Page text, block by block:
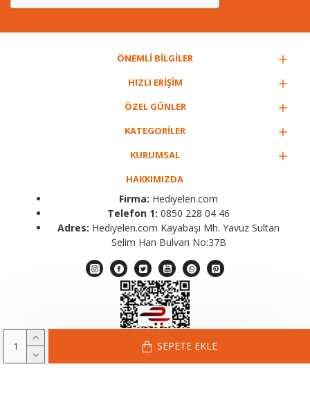
SEPETE EKLE
ÖNEMLİ BİLGİLER
HIZLI ERİŞİM
ÖZEL GÜNLER
KATEGORİLER
KURUMSAL
HAKKIMIZDA
Firma: Hediyelen.com
Telefon 1: 0850 228 04 46
Adres: Hediyelen.com Kayabaşı Mh. Yavuz Sultan
Selim Han Bulvarı No:37B